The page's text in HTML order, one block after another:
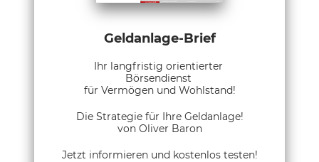
Geldanlage-Brief
Ihr langfristig orientierter
Börsendienst
für Vermögen und Wohlstand!
Die Strategie für Ihre Geldanlage!
von Oliver Baron
Jetzt informieren und kostenlos testen!